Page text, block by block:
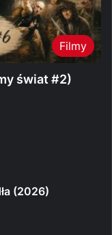
Filmy
świat #2)
(2026)